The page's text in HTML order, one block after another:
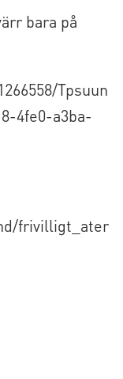
bara på
Tpsuun
4fe0-a3ba-
frivilligt_ater